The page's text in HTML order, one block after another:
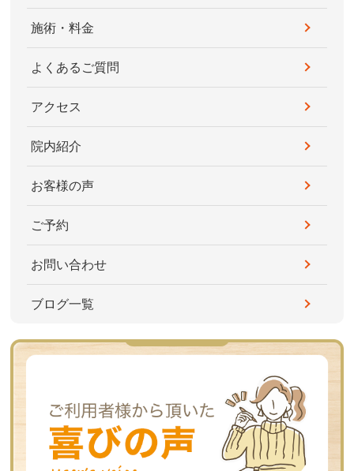
施術・料金
よくあるご質問
アクセス
院内紹介
お客様の声
ご予約
お問い合わせ
ブログ一覧